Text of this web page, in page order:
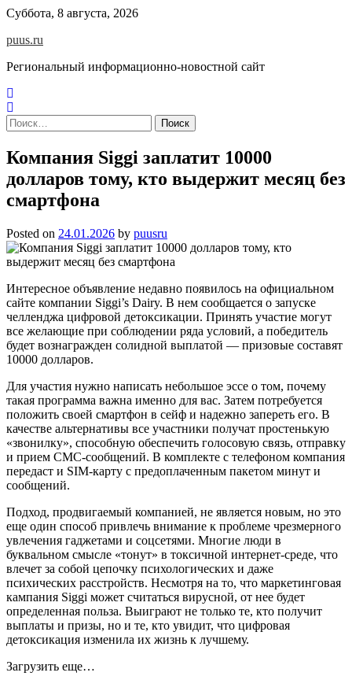
Skip
content
Суббота, 8 августа, 2026
puus.ru
Региональный информационно-новостной сайт
Найти:
Компания Siggi заплатит 10000
долларов тому, кто выдержит месяц без
смартфона
Posted on 24.01.2026 by puusru
Интересное объявление недавно появилось на официальном
сайте компании Siggi’s Dairy. В нем сообщается о запуске
челленджа цифровой детоксикации. Принять участие могут
все желающие при соблюдении ряда условий, а победитель
будет вознагражден солидной выплатой — призовые составят
10000 долларов.
Для участия нужно написать небольшое эссе о том, почему
такая программа важна именно для вас. Затем потребуется
положить своей смартфон в сейф и надежно запереть его. В
качестве альтернативы все участники получат простенькую
«звонилку», способную обеспечить голосовую связь, отправку
и прием СМС-сообщений. В комплекте с телефоном компания
передаст и SIM-карту с предоплаченным пакетом минут и
сообщений.
Подход, продвигаемый компанией, не является новым, но это
еще один способ привлечь внимание к проблеме чрезмерного
увлечения гаджетами и соцсетями. Многие люди в
буквальном смысле «тонут» в токсичной интернет-среде, что
влечет за собой цепочку психологических и даже
психических расстройств. Несмотря на то, что маркетинговая
кампания Siggi может считаться вирусной, от нее будет
определенная польза. Выиграют не только те, кто получит
выплаты и призы, но и те, кто увидит, что цифровая
детоксикация изменила их жизнь к лучшему.
Загрузить еще…